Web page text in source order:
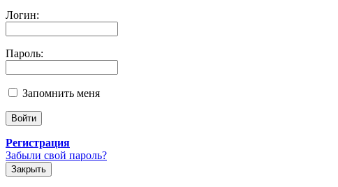
Логин:
Пароль:
Запомнить меня
Регистрация
Забыли свой пароль?
Закрыть